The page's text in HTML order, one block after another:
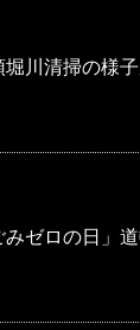
堀川清掃の様
みゼロの日」